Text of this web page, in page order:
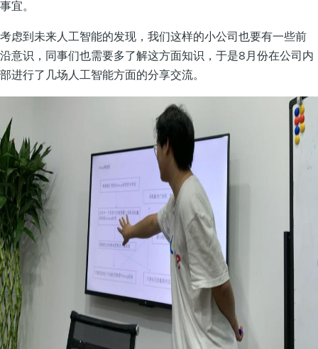
事宜。
考虑到未来人工智能的发现，我们这样的小公司也要有一些前
沿意识，同事们也需要多了解这方面知识，于是8月份在公司内
部进行了几场人工智能方面的分享交流。